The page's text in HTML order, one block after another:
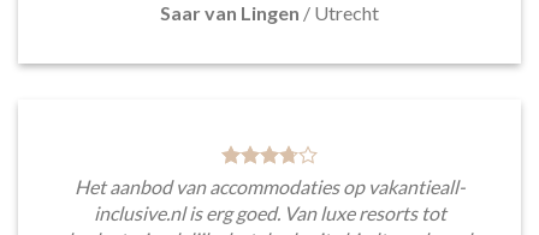
Saar van Lingen / Utrecht
Het aanbod van accommodaties op vakantieall-
inclusive.nl is erg goed. Van luxe resorts tot